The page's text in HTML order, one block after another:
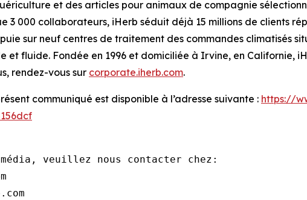
et des articles pour animaux de compagnie
3 000 collaborateurs, iHerb séduit déjà 15 millions de clients
sur neuf centres de traitement des commandes climatisés
et fluide. Fondée en 1996 et domiciliée à Irvine, en Californie,
rendez-vous sur corporate.iherb.com.
communiqué est disponible à l’adresse suivante : https://
média, veuillez nous contacter chez: